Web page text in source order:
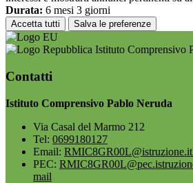
Durata: 6 mesi 3 giorni
Accetta tutti Salva le preferenze
Istituto Comprensivo
Contatti
Istituto Comprensivo Pablo Neruda
Via Casal del Marmo 212
Tel: 0699180127
Email: RMIC8GR00L@istruzione.it
PEC:
mail